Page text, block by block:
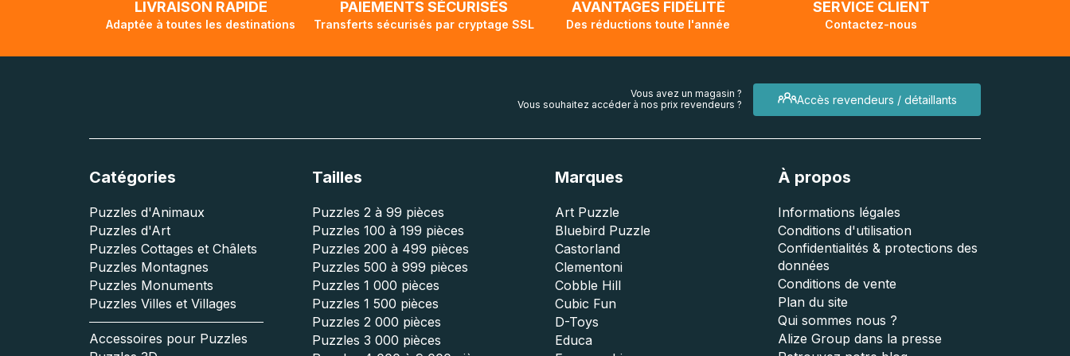
LIVRAISON RAPIDE
Adaptée à toutes les destinations
PAIEMENTS SÉCURISÉS
Transferts sécurisés par cryptage SSL
AVANTAGES FIDÉLITÉ
Des réductions toute l'année
SERVICE CLIENT
Contactez-nous
Accès revendeurs / détaillants
Vous avez un magasin ?
Vous souhaitez accéder à nos prix revendeurs ?
Catégories
Puzzles d'Animaux
Puzzles d'Art
Puzzles Cottages et Châlets
Puzzles Montagnes
Puzzles Monuments
Puzzles Villes et Villages
Accessoires pour Puzzles
Tailles
Puzzles 2 à 99 pièces
Puzzles 100 à 199 pièces
Puzzles 200 à 499 pièces
Puzzles 500 à 999 pièces
Puzzles 1 000 pièces
Puzzles 1 500 pièces
Puzzles 2 000 pièces
Puzzles 3 000 pièces
Marques
Art Puzzle
Bluebird Puzzle
Castorland
Clementoni
Cobble Hill
Cubic Fun
D-Toys
Educa
À propos
Informations légales
Conditions d'utilisation
Confidentialités & protections des
données
Conditions de vente
Plan du site
Qui sommes nous ?
Alize Group dans la presse